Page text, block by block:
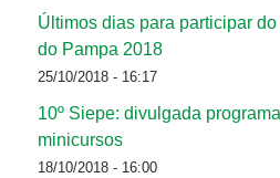
Últimos dias para participar
do Pampa 2018
25/10/2018 - 16:17
10º Siepe: divulgada
minicursos
18/10/2018 - 16:00